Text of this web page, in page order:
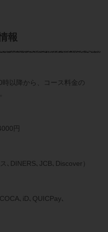
報
時以降から、コース料金の
円
､DINERS､JCB､Discover）
､iD､QUICPay､